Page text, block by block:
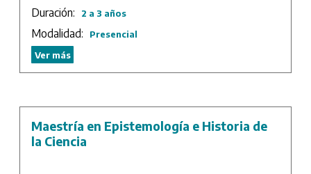
Duración: 2 a 3 años
Modalidad:
Presencial
Ver más
Maestría en Epistemología e Historia de
la Ciencia